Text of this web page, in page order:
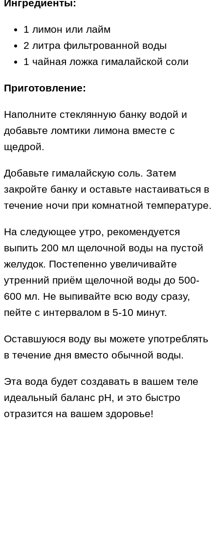
Ингредиенты:
1 лимон или лайм
2 литра фильтрованной воды
1 чайная ложка гималайской соли
Приготовление:
Наполните стеклянную банку водой и
добавьте ломтики лимона вместе с
щедрой.
Добавьте гималайскую соль. Затем
закройте банку и оставьте настаиваться в
течение ночи при комнатной температуре.
На следующее утро, рекомендуется
выпить 200 мл щелочной воды на пустой
желудок. Постепенно увеличивайте
утренний приём щелочной воды до 500-
600 мл. Не выпивайте всю воду сразу,
пейте с интервалом в 5-10 минут.
Оставшуюся воду вы можете употреблять
в течение дня вместо обычной воды.
Эта вода будет создавать в вашем теле
идеальный баланс рН, и это быстро
отразится на вашем здоровье!